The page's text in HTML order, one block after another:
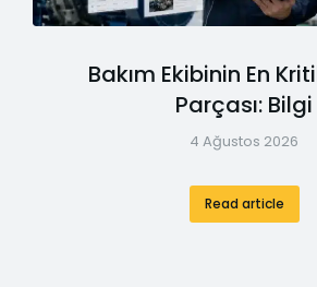
Bakım Ekibinin En
Parçası: Bilgi
4 Ağustos 2026
Read article